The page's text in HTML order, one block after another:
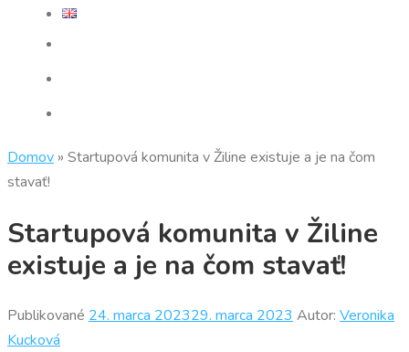
Domov » Startupová komunita v Žiline existuje a je na čom
stavať!
Startupová komunita v Žiline
existuje a je na čom stavať!
Publikované 24. marca 202329. marca 2023 Autor: Veronika
Kucková